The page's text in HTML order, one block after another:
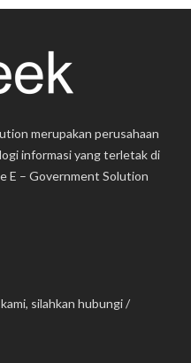
merupakan perusahaan
informasi yang terletak di
E – Government Solution
silahkan hubungi /